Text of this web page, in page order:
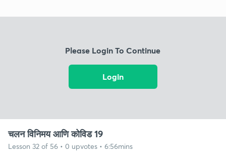
Please Login To Continue
Login
चलन विनिमय आणि कोविड 19
Lesson 32 of 56 • 0 upvotes • 6:56mins